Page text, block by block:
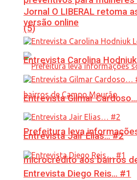
(5)
Prefeitura leva
microcrédito aos bairros
Jornal O LIBERAL retoma
versão online
Entrevista Carolina
Entrevista Gilmar
Entrevista Jair Elias… #2
Entrevista Diego Reis… #1